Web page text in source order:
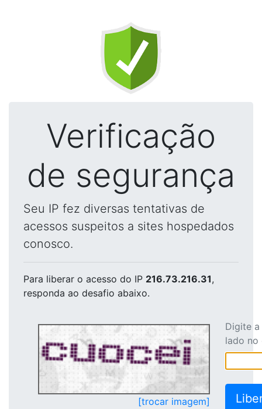
Verificação
de segurança
Seu IP fez diversas tentativas de
acessos suspeitos a sites hospedados
conosco.
Para liberar o acesso do IP 216.73.216.31,
responda ao desafio abaixo.
[trocar imagem]
Digite
lado no